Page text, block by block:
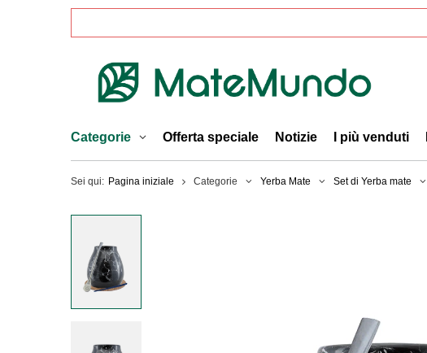
Categorie Offerta speciale Notizie I più venduti
Sei qui: Pagina iniziale Categorie Yerba Mate Set di Yerba mate